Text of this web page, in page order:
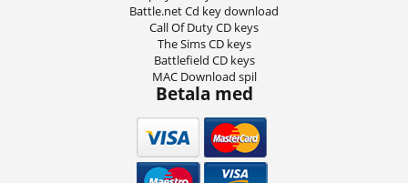
Battle.net Cd key download
Call Of Duty CD keys
The Sims CD keys
Battlefield CD keys
MAC Download spil
Betala med